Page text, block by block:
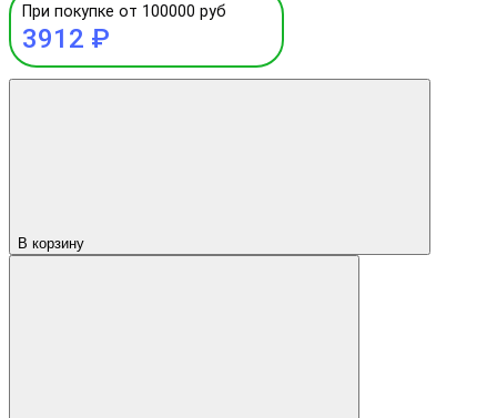
При покупке от 100000 руб
3912 ₽
В корзину